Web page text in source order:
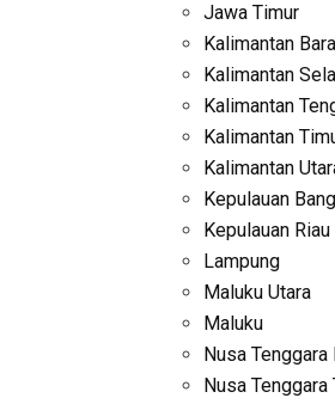
Jawa Timur
Kalimantan
Kalimantan
Kalimantan
Kalimantan
Kalimantan
Kepulauan
Kepulauan Riau
Lampung
Maluku Utara
Maluku
Nusa Tenggara
Nusa Tenggara